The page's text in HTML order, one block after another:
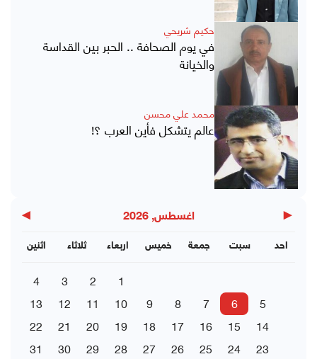
حكيم شريحي
في يوم الصحافة .. الحبر بين القداسة
والخيانة
محمد علي محسن
عالم يتشكل فأين العرب ؟!
◀ اغسطس, 2026 ▶
اثنين ثلاثاء اربعاء خميس جمعة سبت احد
1
2
3
4
5
6
7
8
9
10
11
12
13
14
15
16
17
18
19
20
21
22
23
24
25
26
27
28
29
30
31